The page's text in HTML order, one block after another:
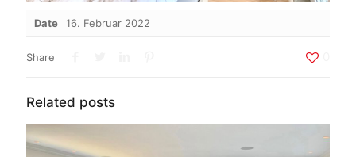
Date 16. Februar 2022
Share
Related posts